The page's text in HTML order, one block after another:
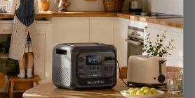
有効に
ハードウェア回路と BMS インテリ
AC50B は無負荷時の電力損失を大
クラス製品と比べて、同負荷でより
ができ、待機時の電力消費も削減